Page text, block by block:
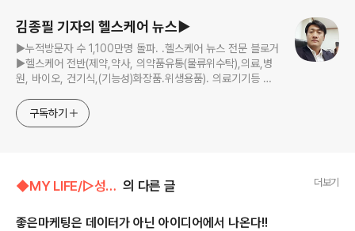
김종필 기자의 헬스케어 뉴스▶
▶누적방문자 수 1,100만명 돌파. .헬스케어 뉴스 전문 블로거
▶헬스케어 전반(제약,약사, 의약품유통(물류위수탁),의료,병
원, 바이오, 건기식,(기능성)화장품.위생용품). 의료기기등 ☞
jp11222@naver.com
구독하기
◆MY LIFE/▷성공을부르는글 의 다른 글 더보기
좋은마케팅은 데이터가 아닌 아이디어에서 나온다!!